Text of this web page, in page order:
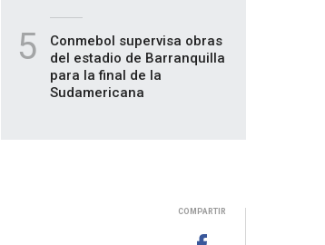
5
Conmebol supervisa obras
del estadio de Barranquilla
para la final de la
Sudamericana
COMPARTIR